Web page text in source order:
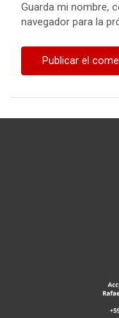
Guarda mi nombre,
navegador para la